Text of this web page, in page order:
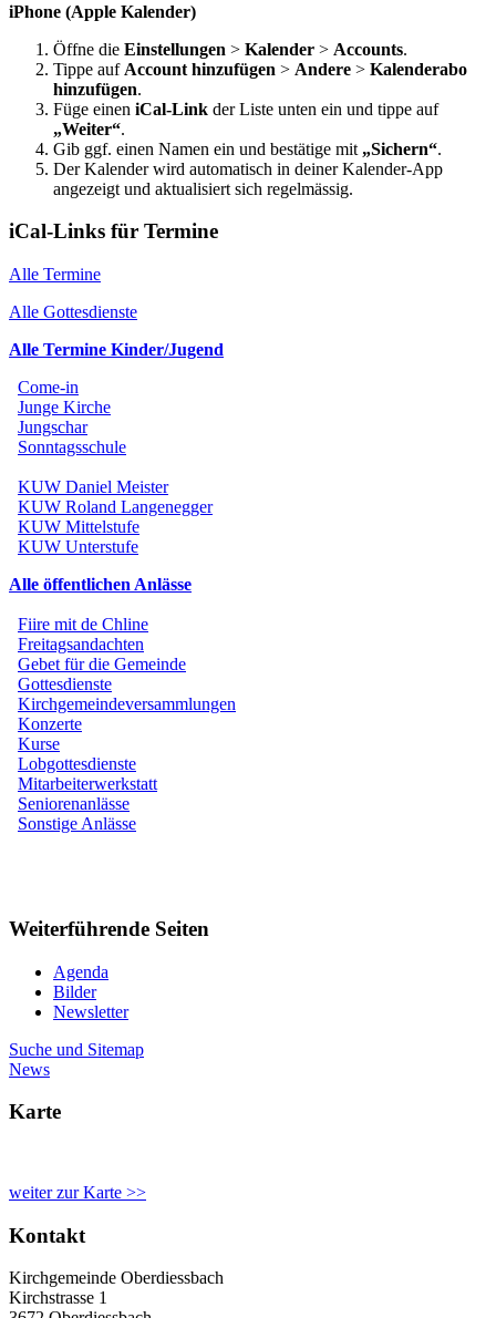
iPhone (Apple Kalender)
Öffne die Einstellungen > Kalender > Accounts.
Tippe auf Account hinzufügen > Andere > Kalenderabo
hinzufügen.
Füge einen iCal-Link der Liste unten ein und tippe auf
„Weiter“.
Gib ggf. einen Namen ein und bestätige mit „Sichern“.
Der Kalender wird automatisch in deiner Kalender-App
angezeigt und aktualisiert sich regelmässig.
iCal-Links für Termine
Alle Termine
Alle Gottesdienste
Alle Termine Kinder/Jugend
Come-in
Junge Kirche
Jungschar
Sonntagsschule
KUW Daniel Meister
KUW Roland Langenegger
KUW Mittelstufe
KUW Unterstufe
Alle öffentlichen Anlässe
Fiire mit de Chline
Freitagsandachten
Gebet für die Gemeinde
Gottesdienste
Kirchgemeindeversammlungen
Konzerte
Kurse
Lobgottesdienste
Mitarbeiterwerkstatt
Seniorenanlässe
Sonstige Anlässe
Weiterführende Seiten
Agenda
Bilder
Newsletter
Suche und Sitemap
News
Karte
weiter zur Karte >>
Kontakt
Kirchgemeinde Oberdiessbach
Kirchstrasse 1